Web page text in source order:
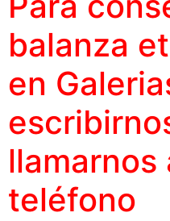
balanza
en
llamarnos
teléfono